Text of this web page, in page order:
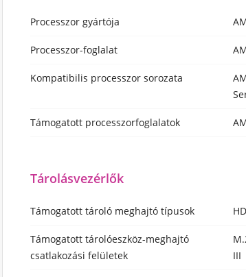
Processzor gyártója
Processzor-foglalat
Kompatibilis processzor sorozata
Támogatott processzorfoglalatok
Tárolásvezérlők
Támogatott tároló meghajtó típusok
Támogatott tárolóeszköz-meghajtó
csatlakozási felületek
III